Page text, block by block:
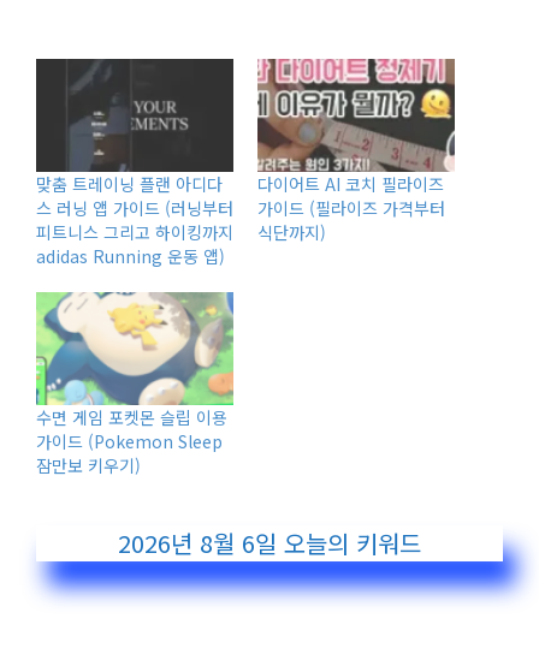
맞춤 트레이닝 플랜 아디다
스 러닝 앱 가이드 (러닝부터
피트니스 그리고 하이킹까지
adidas Running 운동 앱)
다이어트 AI 코치 필라이즈
가이드 (필라이즈 가격부터
식단까지)
수면 게임 포켓몬 슬립 이용
가이드 (Pokemon Sleep
잠만보 키우기)
2026년 8월 6일 오늘의 키워드